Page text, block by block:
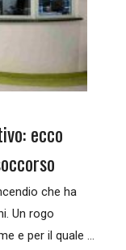
ecco
che ha
Un rogo
e per il quale ...